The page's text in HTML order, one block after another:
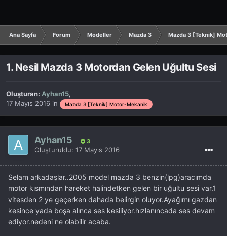
Ana Sayfa Forum Modeller Mazda 3 Mazda 3 [Teknik]
1. Nesil Mazda 3 Motordan Gelen Uğultu Sesi
Oluşturan: Ayhan15,
17 Mayıs 2016 in Mazda 3 [Teknik] Motor-Mekanik
Ayhan15 3
Oluşturuldu: 17 Mayıs 2016
Selam arkadaşlar..2005 model mazda 3 benzin(lpg)aracımda
motor kısmından hareket halindetken gelen bir uğultu sesi var.1
vitesden 2 ye geçerken dahada belirgin oluyor.Ayağımı gazdan
kesince yada boşa alınca ses kesiliyor.hızlanıncada ses devam
ediyor.nedeni ne olabilir acaba.